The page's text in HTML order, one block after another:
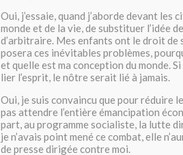
Oui, j’essaie, quand j’aborde devant
monde et de la vie, de substituer l’idée
d’arbitraire. Mes enfants ont le droit de
posera ces inévitables problèmes,
et quelle est ma conception du monde.
lier l’esprit, le nôtre serait lié à jamais.
Oui, je suis convaincu que pour réduire
pas attendre l’entière émancipation
part, au programme socialiste, la lutte
je n’avais point mené ce combat, elle
de presse dirigée contre moi.